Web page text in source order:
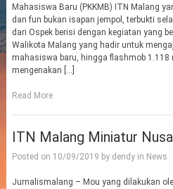
Mahasiswa Baru (PKKMB) ITN Malang
dan fun bukan isapan jempol, terbukti
dari Ospek berisi dengan kegiatan yang
Walikota Malang yang hadir untuk
mahasiswa baru, hingga flashmob 1.118
mengenakan […]
Read More
ITN Malang Miniatur
Posted on 10/09/2019 by dendyin News
Jurnalismalang – Mou yang dilakukan